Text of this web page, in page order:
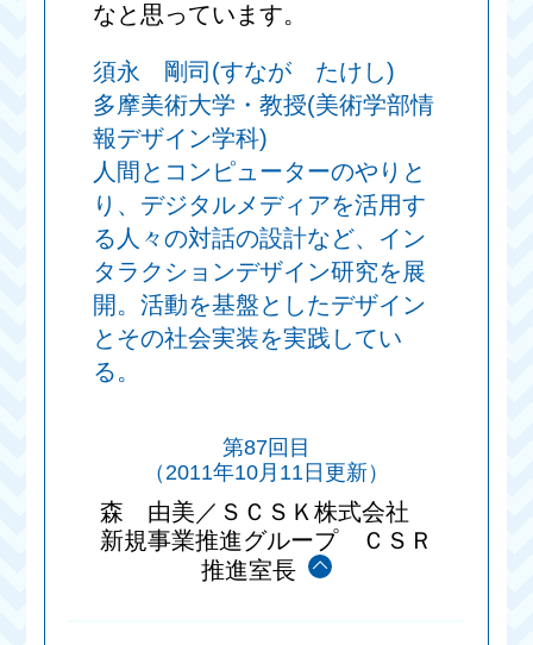
なと思っています。
須永 剛司(すなが たけし)
多摩美術大学・教授(美術学部情
報デザイン学科)
人間とコンピューターのやりと
り、デジタルメディアを活用す
る人々の対話の設計など、イン
タラクションデザイン研究を展
開。活動を基盤としたデザイン
とその社会実装を実践してい
る。
第87回目
（2011年10月11日更新）
森 由美／ＳＣＳＫ株式会社
新規事業推進グループ ＣＳＲ
推進室長